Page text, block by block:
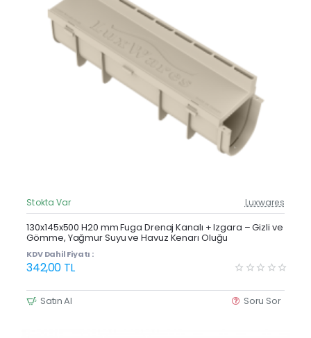
Güncel Fiyat
Yeni Ürün
Stokta Var Luxwares
130x145x500 H20 mm Fuga Drenaj Kanalı + Izgara – Gizli ve
Gömme, Yağmur Suyu ve Havuz Kenarı Oluğu
KDV Dahil Fiyatı :
342,00 TL
Satın Al Soru Sor